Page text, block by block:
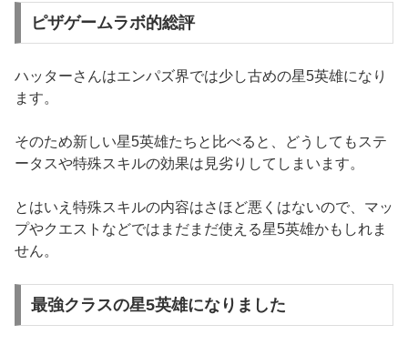
ピザゲームラボ的総評
ハッターさんはエンパズ界では少し古めの星5英雄になり
ます。
そのため新しい星5英雄たちと比べると、どうしてもステ
ータスや特殊スキルの効果は見劣りしてしまいます。
とはいえ特殊スキルの内容はさほど悪くはないので、マッ
プやクエストなどではまだまだ使える星5英雄かもしれま
せん。
最強クラスの星5英雄になりました